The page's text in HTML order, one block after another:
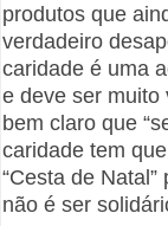
produtos que
verdadeiro
caridade é uma
e deve ser muito
bem claro que
caridade tem
“Cesta de
não é ser